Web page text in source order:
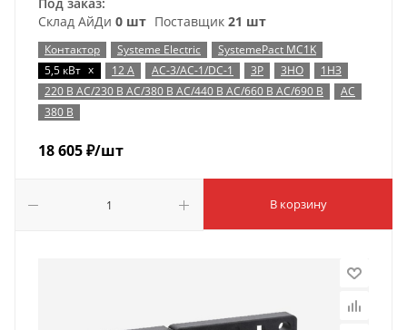
Склад АйДи 0 шт Поставщик 21 шт
Контактор Systeme Electric
SystemePact MC1K
5,5 кВт x 12 А AC-3/AC-1/DC-1 3P 3НО
1НЗ
220 В AC/230 В AC/380 В AC/440 В AC/660 В AC/690 В
AC
380 В
18 605₽/шт
В корзину